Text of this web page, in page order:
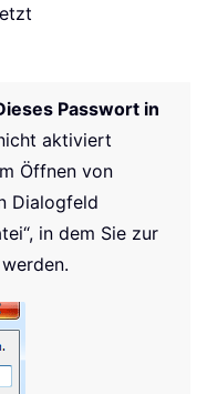
Passwort in
aktiviert
Öffnen von
Dialogfeld
in dem Sie zur